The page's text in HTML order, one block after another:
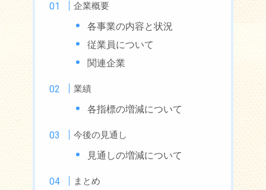
企業概要
各事業の内容と状況
従業員について
関連企業
業績
各指標の増減について
今後の見通し
見通しの増減について
まとめ